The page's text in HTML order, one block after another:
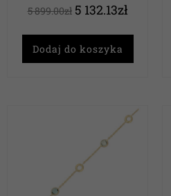
5 899.00zł 5 132.13zł
Dodaj do koszyka